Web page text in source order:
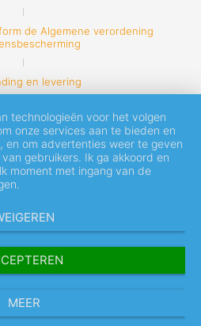
de Algemene verordening
en levering
technologieën voor het volgen
onze services aan te bieden en
om advertenties weer te geven
gebruikers. Ik ga akkoord en
moment met ingang van de
MEER